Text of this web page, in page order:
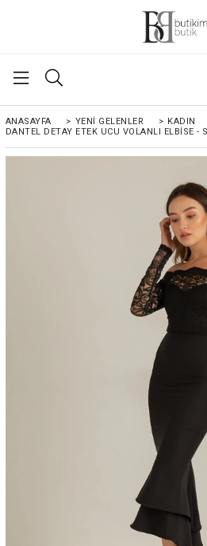
ANASAYFA > YENI GELENLER > KADIN
DANTEL DETAY ETEK UCU VOLANLI ELBISE -